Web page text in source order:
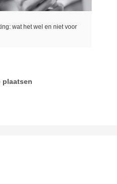
wat het wel en niet voor
plaatsen